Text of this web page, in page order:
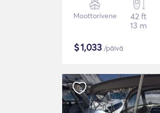
Moottorivene
42 ft
13 m
$1,033 /päivä